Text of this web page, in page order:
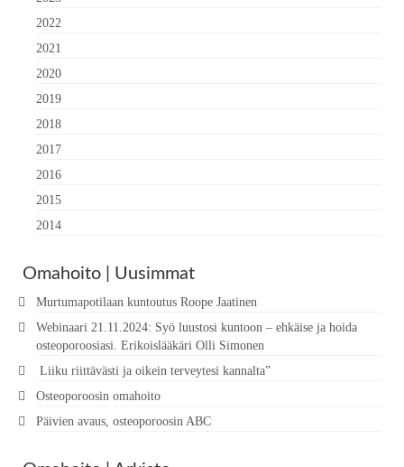
2022
2021
2020
2019
2018
2017
2016
2015
2014
Omahoito | Uusimmat
Murtumapotilaan kuntoutus Roope Jaatinen
Webinaari 21.11.2024: Syö luustosi kuntoon – ehkäise ja hoida
osteoporoosiasi. Erikoislääkäri Olli Simonen
Liiku riittävästi ja oikein terveytesi kannalta”
Osteoporoosin omahoito
Päivien avaus, osteoporoosin ABC